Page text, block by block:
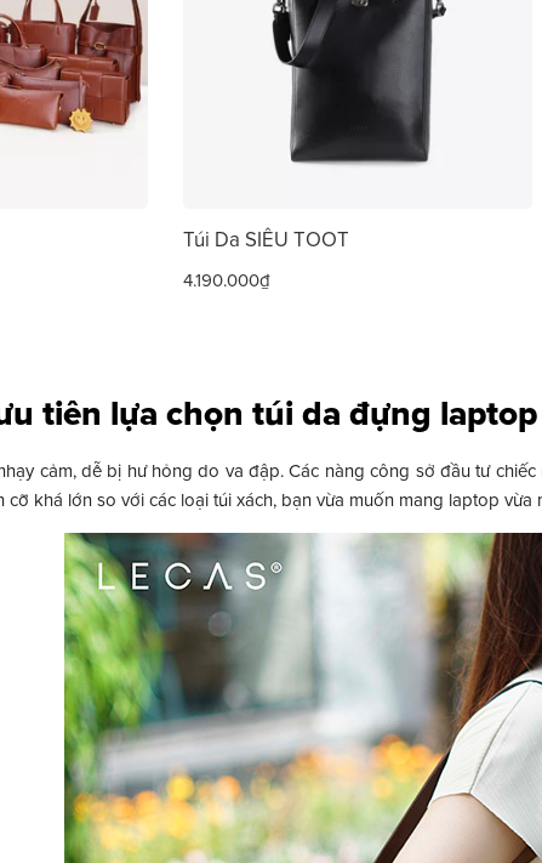
Túi Da SIÊU TOOT
4.190.000₫
tiên lựa chọn túi da đựng
cảm, dễ bị hư hỏng do va đập. Các nàng công sở đầu tư
cỡ khá lớn so với các loại túi xách, bạn vừa muốn mang laptop